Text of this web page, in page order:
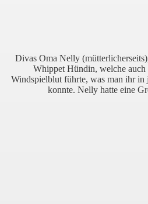
Divas Oma Nelly
Whippet Hündin, welche
Windspielblut führte, was man ihr in
konnte. Nelly hatte eine